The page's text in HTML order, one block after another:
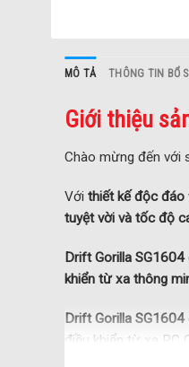
MÔ TẢ THÔNG TIN BỔ
Giới thiệu
Chào mừng đến với
Với thiết kế độc đáo
tuyệt vời và tốc độ
Drift Gorilla SG1604
khiển từ xa thông
Drift Gorilla SG1604
điều khiển từ xa RC